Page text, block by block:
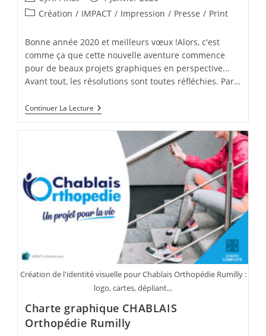
de
publiée :
PostCréation / IMPACT / Impression / Presse / Print
Bonne année 2020 et meilleurs vœux !Alors, c'est
comme ça que cette nouvelle aventure commence
pour de beaux projets graphiques en perspective...
Avant tout, les résolutions sont toutes réfléchies. Par…
Continuer La Lecture Bonne
Année
Projets
Graphiques
!
Création de l'identité visuelle pour Chablais Orthopédie Rumilly :
logo, cartes, dépliant...
Charte graphique CHABLAIS
Orthopédie Rumilly